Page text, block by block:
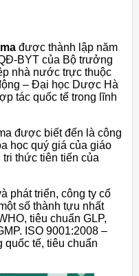
được thành lập năm
BYT của Bộ trưởng
nhà nước trực thuộc
– Đại học Dược Hà
tác quốc tế trong lĩnh
được biết đến là công
học quý giá của giáo
thức tiên tiến của
phát triển, công ty cổ
số thành tựu nhất
tiêu chuẩn GLP,
ISO 9001:2008 –
quốc tế, tiêu chuẩn